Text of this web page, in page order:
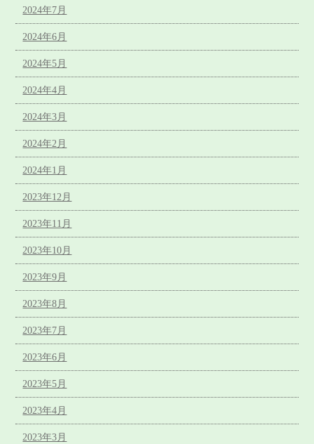
2024年7月
2024年6月
2024年5月
2024年4月
2024年3月
2024年2月
2024年1月
2023年12月
2023年11月
2023年10月
2023年9月
2023年8月
2023年7月
2023年6月
2023年5月
2023年4月
2023年3月